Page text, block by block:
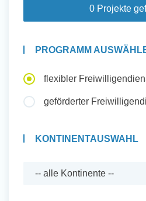
und Sozial
0 Projekte
PROGRAMM
flexibler
geförderter
KONTINENTAUSWAHL